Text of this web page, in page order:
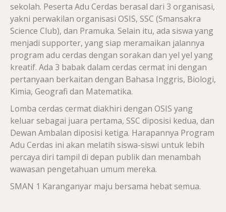
sekolah. Peserta Adu Cerdas berasal dari 3 organisasi,
yakni perwakilan organisasi OSIS, SSC (Smansakra
Science Club), dan Pramuka. Selain itu, ada siswa yang
menjadi supporter, yang siap meramaikan jalannya
program adu cerdas dengan sorakan dan yel yel yang
kreatif. Ada 3 babak dalam cerdas cermat ini dengan
pertanyaan berkaitan dengan Bahasa Inggris, Biologi,
Kimia, Geografi dan Matematika.
Lomba cerdas cermat diakhiri dengan OSIS yang
keluar sebagai juara pertama, SSC diposisi kedua, dan
Dewan Ambalan diposisi ketiga. Harapannya Program
Adu Cerdas ini akan melatih siswa-siswi untuk lebih
percaya diri tampil di depan publik dan menambah
wawasan pengetahuan umum mereka.
SMAN 1 Karanganyar maju bersama hebat semua.